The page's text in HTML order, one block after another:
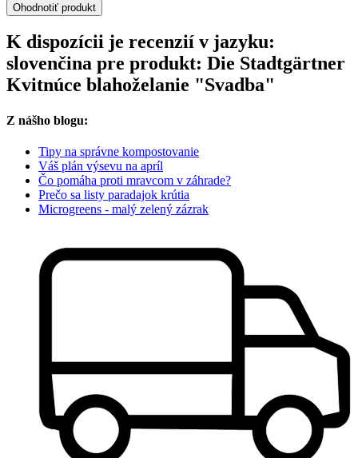
Ohodnotiť produkt
K dispozícii je recenzií v jazyku:
slovenčina pre produkt: Die Stadtgärtner
Kvitnúce blahoželanie "Svadba"
Z nášho blogu:
Tipy na správne kompostovanie
Váš plán výsevu na apríl
Čo pomáha proti mravcom v záhrade?
Prečo sa listy paradajok krútia
Microgreens - malý zelený zázrak